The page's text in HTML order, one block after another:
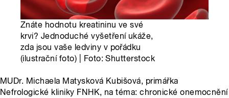
Znáte hodnotu kreatininu ve své
krvi? Jednoduché vyšetření ukáže,
zda jsou vaše ledviny v pořádku
(ilustrační foto) | Foto: Shutterstock
MUDr. Michaela Matysková Kubišová, primářka
Nefrologické kliniky FNHK, na téma: chronické onemocnění